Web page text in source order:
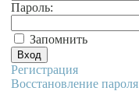
Пароль:
Запомнить
Регистрация
Восстановление пароля